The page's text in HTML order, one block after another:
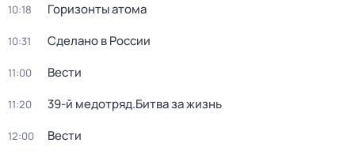
10:18 Горизонты атома
10:31 Сделано в России
11:00 Вести
11:20 39-й медотряд.Битва за жизнь
12:00 Вести